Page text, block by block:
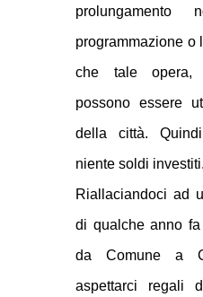
programmazione o
che tale opera,
possono essere
della città.
niente soldi investiti.
Riallaciandoci ad
di qualche anno
da Comune a
aspettarci regali